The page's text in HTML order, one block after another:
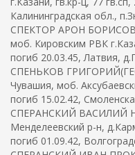
Калининградская обл.,
СПЕКТОР АРОН
моб. Кировским РВК
погиб 20.03.45, Латвия,
СПЕНЬКОВ
Чувашия, моб.
погиб 15.02.42,
СПЕРАНСКИЙ ВАСИЛИЙ
Менделеевский р-н,
погиб 01.09.42,